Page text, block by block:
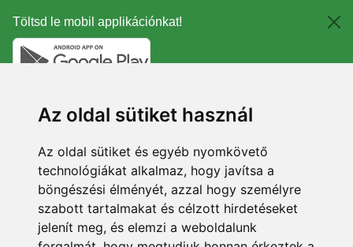
Töltsd le mobil applikációnkat!
Az oldal sütiket használ
Az oldal sütiket és egyéb nyomkövető
technológiákat alkalmaz, hogy javítsa a
böngészési élményét, azzal hogy személyre
szabott tartalmakat és célzott hirdetéseket
jelenít meg, és elemzi a weboldalunk